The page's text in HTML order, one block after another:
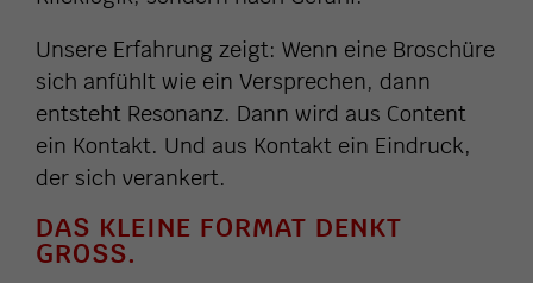
Unsere Erfahrung zeigt: Wenn eine Broschüre
sich anfühlt wie ein Versprechen, dann
entsteht Resonanz. Dann wird aus Content
ein Kontakt. Und aus Kontakt ein Eindruck,
der sich verankert.
DAS KLEINE FORMAT DENKT
GROSS.